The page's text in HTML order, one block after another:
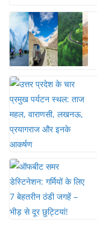
c
e
b
o
o
k
itt
er